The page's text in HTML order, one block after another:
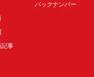
記事
バックナンバー